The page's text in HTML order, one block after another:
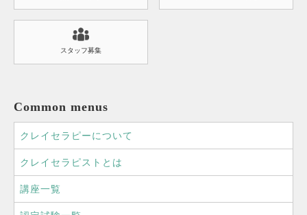
スタッフ募集
Common menus
クレイセラピーについて
クレイセラピストとは
講座一覧